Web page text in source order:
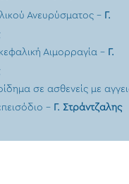
Ανευρύσματος –Γ.
Αιμορραγία –Γ.
σε ασθενείς με
– Γ. Στράντζαλης